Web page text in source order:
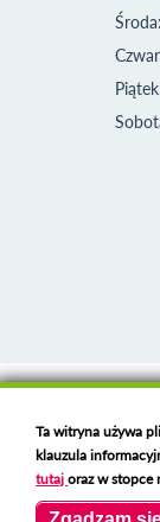
Środa:
Deklaracja
Polski serwer RBL
Copyright 2023
Ta witryna używa
klauzula
tutajoraz w stopce